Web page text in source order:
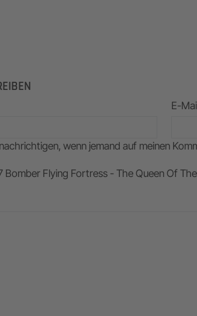
E-
wenn jemand auf meinen
Bomber Flying Fortress - The Queen Of